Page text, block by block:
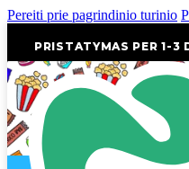
Pereiti prie pagrindinio turinio
PRISTATYMAS PER 1-3